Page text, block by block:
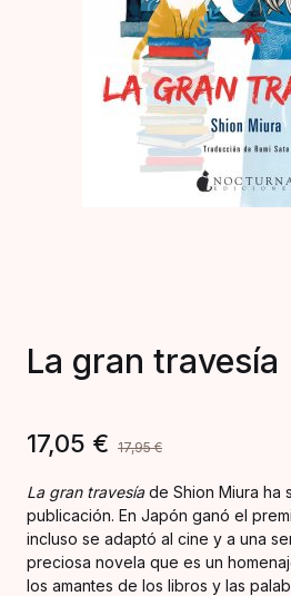
La gran travesía
17,05 € 17,95€
La gran travesíade Shion Miura ha
publicación. En Japón ganó el
incluso se adaptó al cine y a una
preciosa novela que es un
los amantes de los libros y las